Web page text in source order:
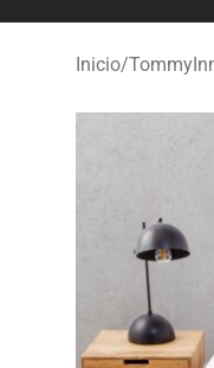
Inicio/